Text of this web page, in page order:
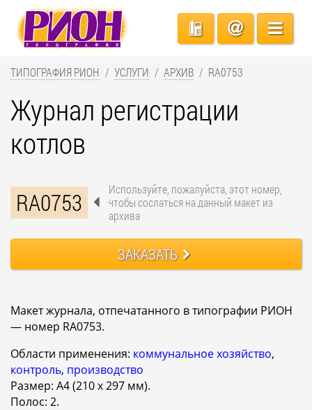
ТИПОГРАФИЯ РИОН УСЛУГИ АРХИВ RA0753
Журнал регистрации
котлов
RA0753
Используйте, пожалуйста, этот номер,
чтобы сослаться на данный макет из
архива
ЗАКАЗАТЬ
Макет журнала, отпечатанного в типографии РИОН
— номер RA0753.
Области применения: коммунальное хозяйство,
контроль, производство
Размер: A4 (210 x 297 мм).
Полос: 2.